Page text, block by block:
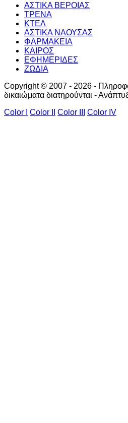
ΑΣΤΙΚΑ ΒΕΡΟΙΑΣ
ΤΡΕΝΑ
ΚΤΕΛ
ΑΣΤΙΚΑ ΝΑΟΥΣΑΣ
ΦΑΡΜΑΚΕΙΑ
ΚΑΙΡΟΣ
ΕΦΗΜΕΡΙΔΕΣ
ΖΩΔΙΑ
Copyright © 2007 - 2026 -
δικαιώματα διατηρούνται -
Color I
Color II Color III Color IV